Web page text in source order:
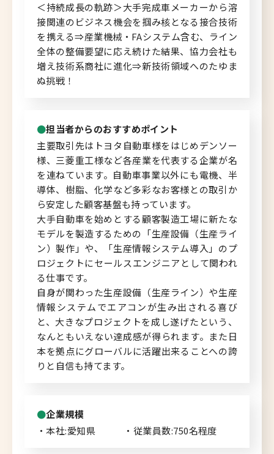
転職と年収のハナシ
転職コラム
企業担当者の方へ
お問い合わせ
＜持続成長の軌跡＞大手完成車メーカーから溶
接関連のビジネス機会を掴み核となる接合技術
を携える⇒産業機械・FAシステム含む、ライン
全体の整備要望に応え続けた結果、協力会社も
増え技術系商社に進化⇒新技術領域へのたゆま
ぬ挑戦！
担当者からのおすすめポイント
主要取引先はトヨタ自動車様をはじめデンソー
様、三菱重工様など各産業を代表する企業が名
を連ねています。自動車事業以外にも電機、半
導体、樹脂、化学など多彩なお客様との取引か
ら安定した顧客基盤も持っています。
大手自動車を始めとする顧客製造工場に新たな
モデルを製造するための「生産設備（生産ライ
ン）製作」や、「生産情報システム導入」のプ
ロジェクトにセールスエンジニアとして関われ
る仕事です。
自身が関わった生産設備（生産ライン）や生産
情報システムでエアコンが生み出される喜び
と、大きなプロジェクトを成し遂げたという、
なんともいえない達成感が得られます。また日
本を拠点にグローバルに活躍出来ることへの誇
りと自信も持てます。
企業規模
・本社:愛知県 ・従業員数:750名程度